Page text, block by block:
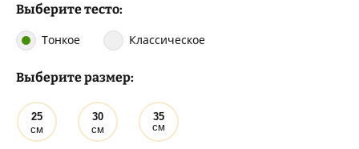
Выберите тесто:
Тонкое
Классическое
Выберите размер:
25
см
30
см
35
см